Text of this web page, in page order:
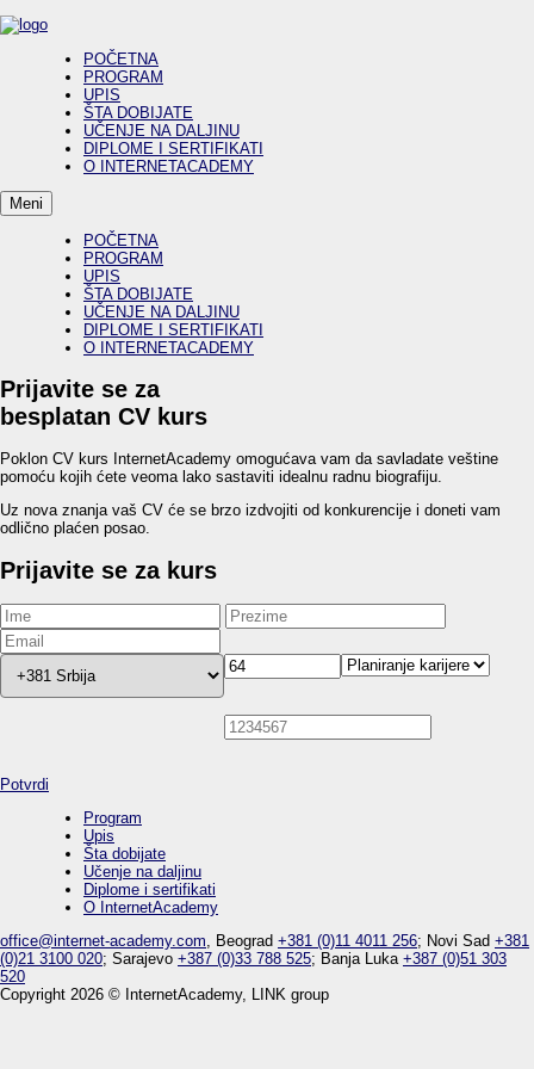
POČETNA
PROGRAM
UPIS
ŠTA DOBIJATE
UČENJE NA DALJINU
DIPLOME I SERTIFIKATI
O INTERNETACADEMY
Meni
POČETNA
PROGRAM
UPIS
ŠTA DOBIJATE
UČENJE NA DALJINU
DIPLOME I SERTIFIKATI
O INTERNETACADEMY
Prijavite se za
besplatan CV kurs
Poklon CV kurs InternetAcademy omogućava vam da savladate veštine
pomoću kojih ćete veoma lako sastaviti idealnu radnu biografiju.
Uz nova znanja vaš CV će se brzo izdvojiti od konkurencije i doneti vam
odlično plaćen posao.
Prijavite se za kurs
Potvrdi
Program
Upis
Šta dobijate
Učenje na daljinu
Diplome i sertifikati
O InternetAcademy
office@internet-academy.com , Beograd +381 (0)11 4011 256; Novi Sad +381
(0)21 3100 020; Sarajevo +387 (0)33 788 525; Banja Luka +387 (0)51 303
520
Copyright 2026 © InternetAcademy, LINK group